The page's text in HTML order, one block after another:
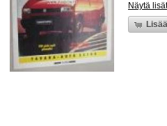
Näytä